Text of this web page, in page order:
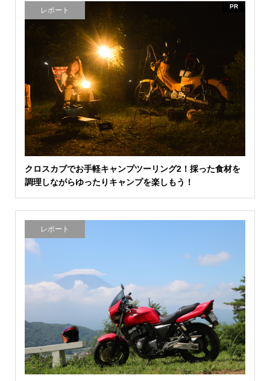
レポート PR
クロスカブでお手軽キャンプツーリング2！採った食材を
調理しながらゆったりキャンプを楽しもう！
レポート